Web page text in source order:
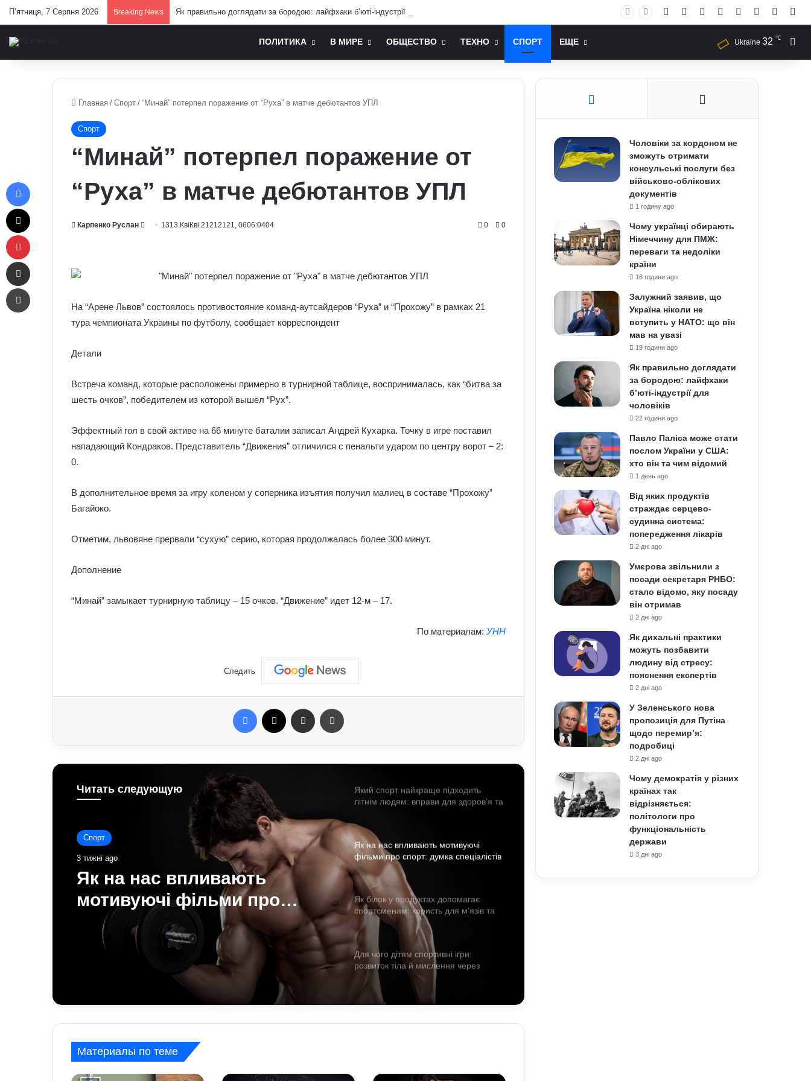
П’ятниця, 7 Серпня 2026 Breaking News Як правильно доглядати за бородою: лайфхаки б’юті-індустрії для чоловіків Facebook YouTubeInstagram
RSS Log In
ПОЛИТИКА В МИРЕ ОБЩЕСТВО ТЕХНО СПОРТ ЕЩЕ Ukraine 32 ℃
Главная / Спорт / “Минай” потерпел поражение от “Руха” в матче дебютантов УПЛ
Спорт
“Минай” потерпел поражение от
“Руха” в матче дебютантов УПЛ
Карпенко Руслан
Send 1313.КвіКві.21212121, 0606:0404 0 0
На “Арене Львов” состоялось противостояние команд-аутсайдеров “Руха” и “Прохожу” в рамках 21
тура чемпионата Украины по футболу, сообщает корреспондент
Детали
Встреча команд, которые расположены примерно в турнирной таблице, воспринималась, как “битва за
шесть очков”, победителем из которой вышел “Рух”.
Эффектный гол в свой активе на 66 минуте баталии записал Андрей Кухарка. Точку в игре поставил
нападающий Кондраков. Представитель “Движения” отличился с пенальти ударом по центру ворот – 2:
0.
В дополнительное время за игру коленом у соперника изъятия получил малиец в составе “Прохожу”
Багайоко.
Отметим, львовяне прервали “сухую” серию, которая продолжалась более 300 минут.
Дополнение
“Минай” замыкает турнирную таблицу – 15 очков. “Движение” идет 12-м – 17.
По материалам: УНН
Следить
Facebook Отправить e-mail
Читать следующую
Спорт
3 тижні ago
Як на нас впливають
мотивуючі фільми про
спорт: думка спеціалістів
Спорт
3 тижні ago
Як білок у продуктах
допомагає спортсменам:
користь для м’язів та
відновлення
спортсменам: користь для м’язів та
перевантажень
сенсаційні ефекти водного спорту
шлях від розваги до професійного
Як на нас впливають мотивуючі
фільми про спорт: думка спеціалістів
Як білок у продуктах допомагає
спортсменам: користь для м’язів та
відновлення
Для чого дітям спортивні ігри:
розвиток тіла й мислення через
активність
Як правильно готуватися до спорту:
прості кроки, що захищають тіло від
перевантажень
перевантажень: тренери показали
Материалы по теме
Чоловіки за кордоном не
зможуть отримати
консульські послуги без
військово-облікових
документів
1 годину ago
Чому українці обирають
Німеччину для ПМЖ:
переваги та недоліки
країни
16 години ago
Залужний заявив, що
Україна ніколи не
вступить у НАТО: що він
мав на увазі
19 години ago
Як правильно доглядати
за бородою: лайфхаки
б’юті-індустрії для
чоловіків
22 години ago
Павло Паліса може стати
послом України у США:
хто він та чим відомий
1 день ago
Від яких продуктів
страждає серцево-
судинна система:
попередження лікарів
2 дні ago
Умєрова звільнили з
посади секретаря РНБО:
стало відомо, яку посаду
він отримав
2 дні ago
Як дихальні практики
можуть позбавити
людину від стресу:
пояснення експертів
2 дні ago
У Зеленського нова
пропозиція для Путіна
щодо перемир’я:
подробиці
2 дні ago
Чому демократія у різних
країнах так
відрізняється:
політологи про
функціональність
держави
3 дні ago